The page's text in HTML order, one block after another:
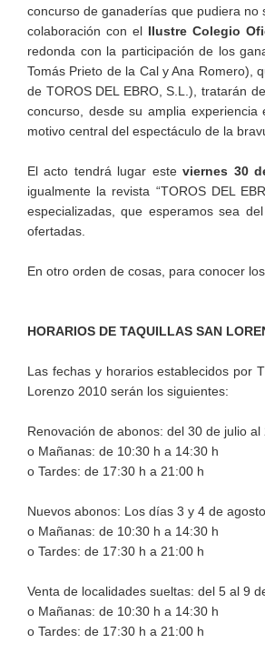
concurso de ganaderías que pudiera
colaboración con el Ilustre Colegio
redonda con la participación de los
Tomás Prieto de la Cal y Ana Romero),
de TOROS DEL EBRO, S.L.), tratarán
concurso, desde su amplia
motivo central del espectáculo de la
El acto tendrá lugar esteviernes 30
igualmente la revista “TOROS DEL
especializadas, que esperamos sea
ofertadas.
En otro orden de cosas, para conocer
HORARIOS DE TAQUILLAS SAN
Las fechas y horarios establecidos por
Lorenzo 2010 serán los siguientes:
Renovación de abonos: del 30 de julio al
o Mañanas: de 10:30 h a 14:30 h
o Tardes: de 17:30 h a 21:00 h
Nuevos abonos: Los días 3 y 4 de agosto
o Mañanas: de 10:30 h a 14:30 h
o Tardes: de 17:30 h a 21:00 h
Venta de localidades sueltas: del 5 al 9
o Mañanas: de 10:30 h a 14:30 h
o Tardes: de 17:30 h a 21:00 h